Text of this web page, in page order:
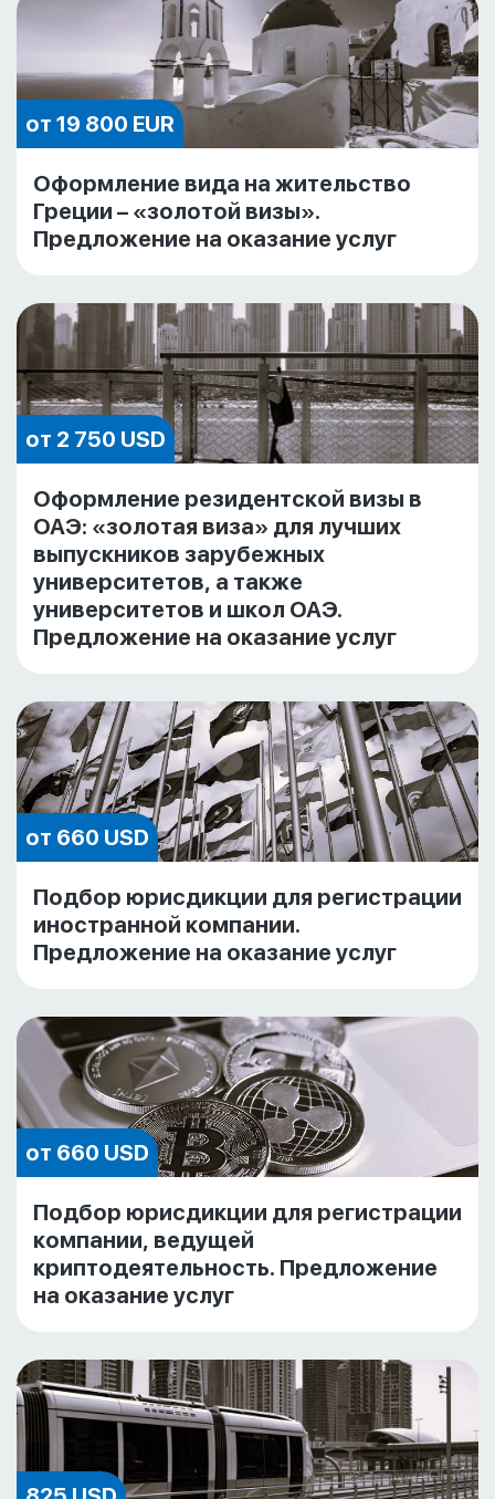
от 19 800 EUR
Оформление вида на жительство
Греции – «золотой визы».
Предложение на оказание услуг
от 2 750 USD
Оформление резидентской визы в
ОАЭ: «золотая виза» для лучших
выпускников зарубежных
университетов, а также
университетов и школ ОАЭ.
Предложение на оказание услуг
от 660 USD
Подбор юрисдикции для регистрации
иностранной компании.
Предложение на оказание услуг
от 660 USD
Подбор юрисдикции для регистрации
компании, ведущей
криптодеятельность. Предложение
на оказание услуг